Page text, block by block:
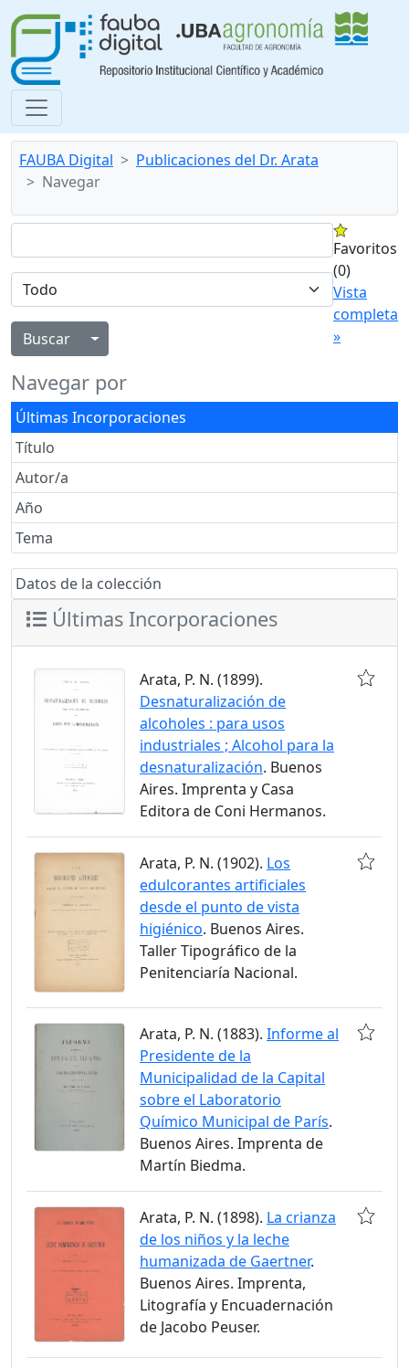
FAUBA Digital
Publicaciones del Dr. Arata
Navegar
Alternar menú desplegable
Favoritos
(0)
Vista
completa
»
Navegar por
Últimas Incorporaciones
Título
Autor/a
Año
Tema
Datos de la colección
Últimas Incorporaciones
Arata, P. N. (1899).
Desnaturalización de
alcoholes : para usos
industriales ; Alcohol para la
desnaturalización. Buenos
Aires. Imprenta y Casa
Editora de Coni Hermanos.
Arata, P. N. (1902). Los
edulcorantes artificiales
desde el punto de vista
higiénico. Buenos Aires.
Taller Tipográfico de la
Penitenciaría Nacional.
Arata, P. N. (1883). Informe al
Presidente de la
Municipalidad de la Capital
sobre el Laboratorio
Químico Municipal de París.
Buenos Aires. Imprenta de
Martín Biedma.
Arata, P. N. (1898). La crianza
de los niños y la leche
humanizada de Gaertner.
Buenos Aires. Imprenta,
Litografía y Encuadernación
de Jacobo Peuser.